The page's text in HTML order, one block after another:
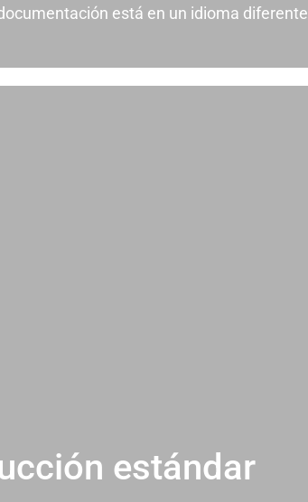
está en un idioma diferente
estándar